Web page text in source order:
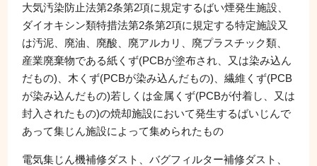
大気汚染防止法第2条第2項に規定するばい煙発生施設、
ダイオキシン類特措法第2条第2項に規定する特定施設又
は汚泥、廃油、廃酸、廃アルカリ、廃プラスチック類、
産業廃棄物である紙くず(PCBが塗布され、又は染み込ん
だもの)、木くず(PCBが染み込んだもの)、繊維くず(PCB
が染み込んだもの)若しくは金属くず(PCBが付着し、又は
封入されたもの)の焼却施設において発生するばいじんで
あって集じん施設によって集められたもの
電気集じん機補修ダスト、バグフィルター補修ダスト、